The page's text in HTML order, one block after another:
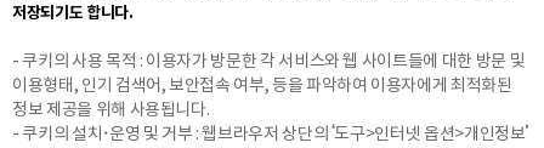
저장되기도 합니다.
- 쿠키의 사용 목적 : 이용자가 방문한 각 서비스와 웹 사이트들에 대한 방문 및
이용형태, 인기 검색어, 보안접속 여부, 등을 파악하여 이용자에게 최적화된
정보 제공을 위해 사용됩니다.
- 쿠키의 설치·운영 및 거부 : 웹브라우저 상단의 ‘도구>인터넷 옵션>개인정보’